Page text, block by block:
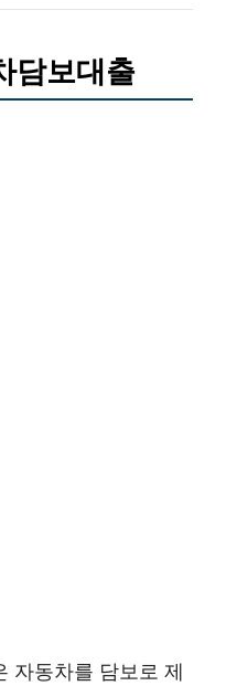
담보대출
자동차를 담보로 제